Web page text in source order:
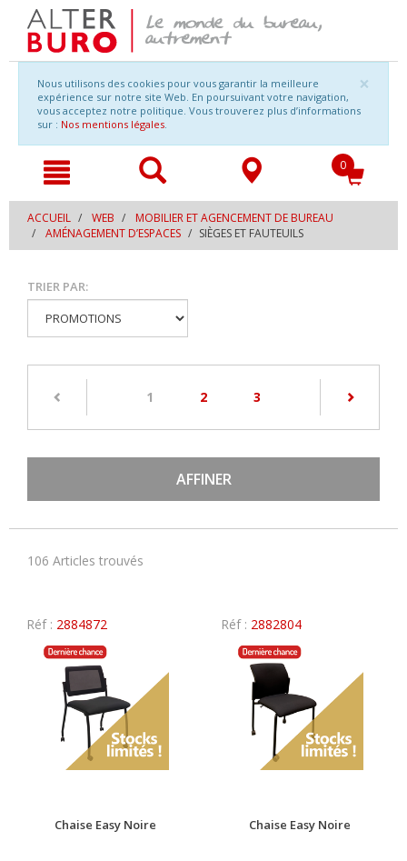
contenu
navigation
×
Nous utilisons des cookies pour vous garantir la meilleure
expérience sur notre site Web. En poursuivant votre navigation,
vous acceptez notre politique. Vous trouverez plus d’informations
sur : Nos mentions légales.
0
ACCUEIL WEB
MOBILIER ET AGENCEMENT DE BUREAU
AMÉNAGEMENT D’ESPACES
SIÈGES ET FAUTEUILS
TRIER PAR:
1 (current)
2 3
AFFINER
106 Articles trouvés
Réf : 2884872
Chaise Easy Noire
Réf : 2882804
Chaise Easy Noire